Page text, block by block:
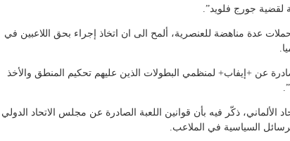
لقضية جورج فلويد”.
عدة مناهضة للعنصرية، ألمح الى ان اتخاذ إجراء بحق اللاعبين في
عن +إيفاب+ لمنظمي البطولات الذين عليهم تحكيم المنطق والأخذ
الألماني، ذكّر فيه بأن قوانين اللعبة الصادرة عن مجلس الاتحاد الدولي
السياسية في الملاعب.